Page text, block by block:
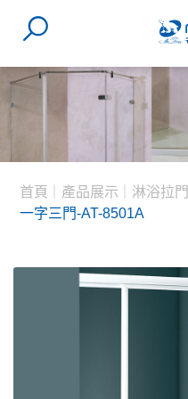
首頁 產品展示 淋浴拉門
一字三門-AT-8501A